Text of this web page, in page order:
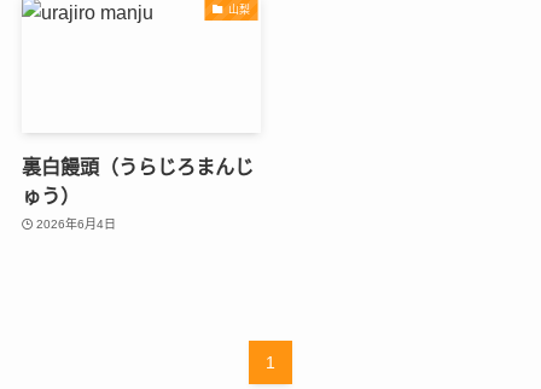
山梨
裏白饅頭（うらじろまんじ
ゅう）
2026年6月4日
1